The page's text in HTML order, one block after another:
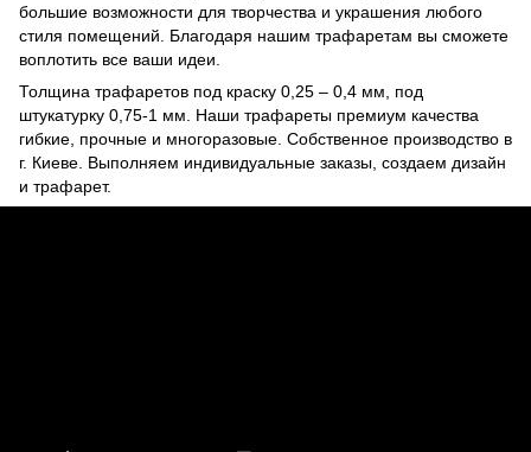
большие возможности для творчества и украшения любого
стиля помещений. Благодаря нашим трафаретам вы сможете
воплотить все ваши идеи.
Толщина трафаретов под краску 0,25 – 0,4 мм, под
штукатурку 0,75-1 мм. Наши трафареты премиум качества
гибкие, прочные и многоразовые. Собственное производство в
г. Киеве. Выполняем индивидуальные заказы, создаем дизайн
и трафарет.